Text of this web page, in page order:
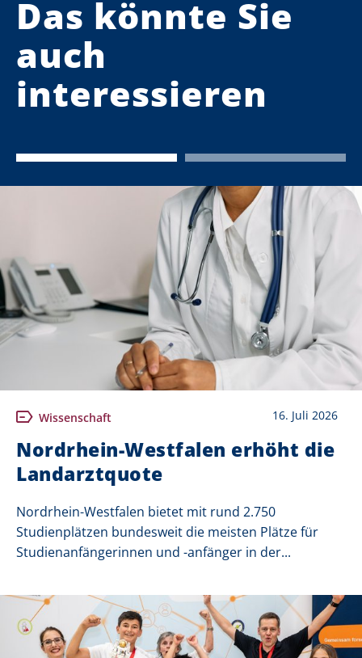
Das könnte Sie
auch
interessieren
Wissenschaft 16. Juli 2026
Nordrhein-Westfalen erhöht die
Landarztquote
Nordrhein-Westfalen bietet mit rund 2.750
Studienplätzen bundesweit die meisten Plätze für
Studienanfängerinnen und -anfänger in der...